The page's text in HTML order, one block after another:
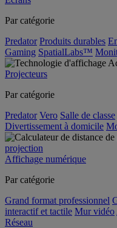
Par catégorie
Predator Produits durables
Gaming SpatialLabs™
Projecteurs
Par catégorie
Predator Vero Salle de classe
Divertissement à domicile
projection
Affichage numérique
Par catégorie
Grand format professionnel
interactif et tactile Mur vidéo
Réseau